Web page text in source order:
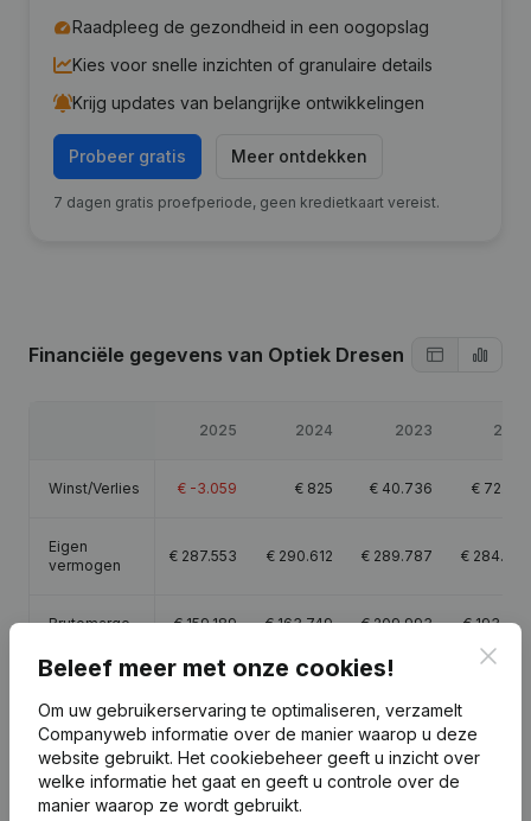
Raadpleeg de gezondheid in een oogopslag
Kies voor snelle inzichten of granulaire details
Krijg updates van belangrijke ontwikkelingen
Probeer gratis Meer ontdekken
7 dagen gratis proefperiode, geen kredietkaart vereist.
Financiële gegevens van Optiek Dresen
2025 2024 2023 2022
Winst/Verlies € -3.059 € 825 € 40.736 € 72.352
Eigen
vermogen
€ 287.553 € 290.612 € 289.787 € 284.765
Brutomarge €159.189 €163.749 €209.993 €193.959
Personeel 0,8 0,8
Beleef meer met onze cookies!
Om uw gebruikerservaring te optimaliseren, verzamelt
Companyweb informatie over de manier waarop u deze
website gebruikt. Het cookiebeheer geeft u inzicht over
welke informatie het gaat en geeft u controle over de
manier waarop ze wordt gebruikt.